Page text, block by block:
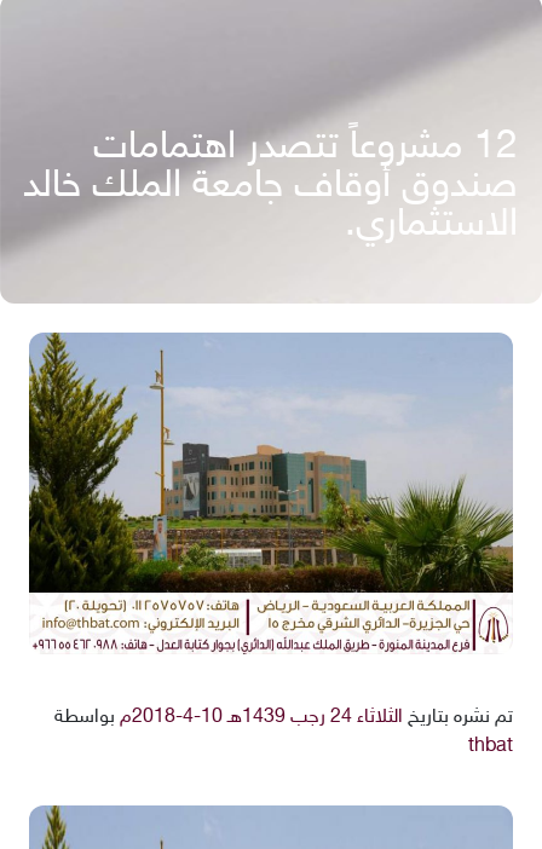
12 مشروعاً تتصدر اهتمامات
صندوق أوقاف جامعة الملك خالد
الاستثماري.
تم نشره بتاريخ الثلاثاء 24 رجب 1439هـ 10-4-2018م
بواسطة
thbat